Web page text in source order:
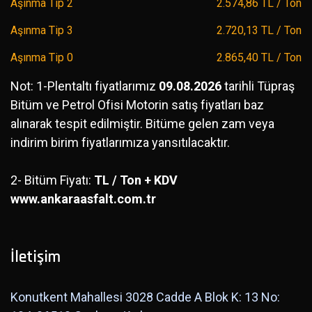
Aşınma Tip 2 2.574,86 TL / Ton
Aşınma Tip 3 2.720,13 TL / Ton
Aşınma Tip 0 2.865,40 TL / Ton
Not: 1-Plentaltı fiyatlarımız 09.08.2026tarihli Tüpraş
Bitüm ve Petrol Ofisi Motorin satış fiyatları baz
alınarak tespit edilmiştir. Bitüme gelen zam veya
indirim birim fiyatlarımıza yansıtılacaktır.
2- Bitüm Fiyatı: TL / Ton + KDV
www.ankaraasfalt.com.tr
İletişim
Konutkent Mahallesi 3028 Cadde A Blok K: 13 No: